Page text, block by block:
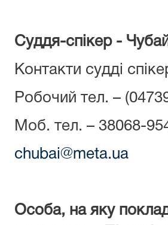
Суддя-спікер -
Контакти судді
Робочий тел. –
Моб. тел. – 38068-
chubai@meta.ua
Особа, на яку